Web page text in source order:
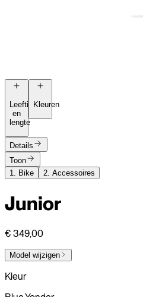
Leeftijd
en
lengte
Kleuren
Details
Toon
1. Bike 2. Accessoires
Junior
€ 349,00
Model wijzigen
Kleur